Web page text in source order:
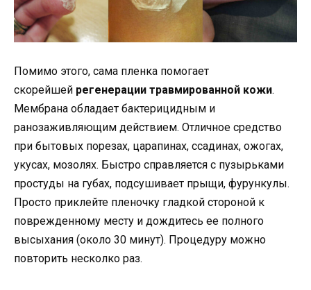
Помимо этого, сама пленка помогает
скорейшей регенерации травмированной кожи.
Мембрана обладает бактерицидным и
ранозаживляющим действием. Отличное средство
при бытовых порезах, царапинах, ссадинах, ожогах,
укусах, мозолях. Быстро справляется с пузырьками
простуды на губах, подсушивает прыщи, фурункулы.
Просто приклейте пленочку гладкой стороной к
поврежденному месту и дождитесь ее полного
высыхания (около 30 минут). Процедуру можно
повторить несколко раз.